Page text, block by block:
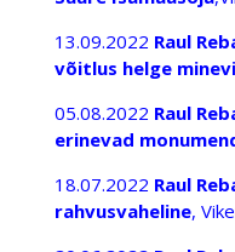
13.09.2022 Raul
võitlus helge
05.08.2022 Raul
erinevad
18.07.2022 Raul
rahvusvaheline,